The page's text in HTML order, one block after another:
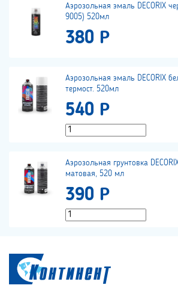
Аэрозольная эмаль DECORIX
9005) 520мл
380 Р
Аэрозольная эмаль DECORIX
термост. 520мл
540 Р
Аэрозольная грунтовка
матовая, 520 мл
390 Р